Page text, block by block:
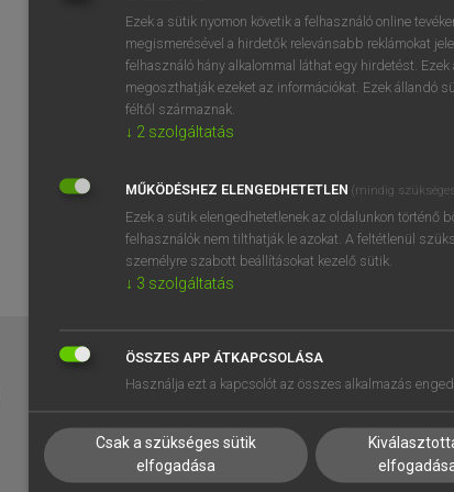
BELÉPÉS
EGYÉNI FELHASZNÁLÓKNAK
TANULÓKNAK
VÁLLALATI MEGOLDÁSOK
SÚGÓ
RÓLUNK
SÜTI BEÁLLÍTÁSOK
Ezek a sütik nyomon követik a felhasználó online
megismerésével a hirdetők relevánsabb reklámokat
felhasználó hány alkalommal láthat egy hirdetést.
megoszthatják ezeket az információkat. Ezek állandó
féltől származnak.
↓ 2 szolgáltatás
MŰKÖDÉSHEZ ELENGEDHETETLEN (mindig
Ezek a sütik elengedhetetlenek az oldalunkon történő
felhasználók nem tilthatják le azokat. A feltétlenül
személyre szabott beállításokat kezelő sütik.
↓ 3 szolgáltatás
ÖSSZES APP ÁTKAPCSOLÁSA
Használja ezt a kapcsolót az összes alkalmazás
Csak a szükséges sütik
elfogadása